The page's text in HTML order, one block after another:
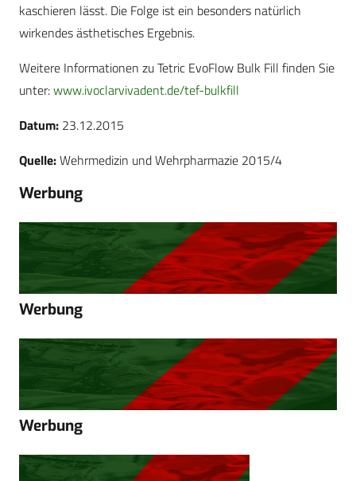
kaschieren lässt. Die Folge ist ein besonders natürlich
wirkendes ästhetisches Ergebnis.
Weitere Informationen zu Tetric EvoFlow Bulk Fill finden Sie
unter:www.ivoclarvivadent.de/tef-bulkfill
Datum: 23.12.2015
Quelle:Wehrmedizin und Wehrpharmazie 2015/4
Werbung
Werbung
Werbung